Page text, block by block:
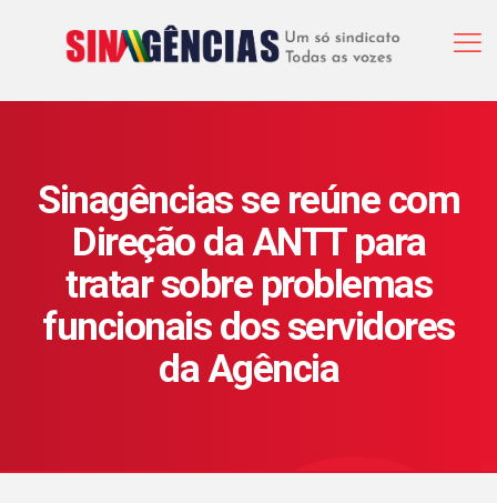
Sinagências se reúne com
Direção da ANTT para
tratar sobre problemas
funcionais dos servidores
da Agência